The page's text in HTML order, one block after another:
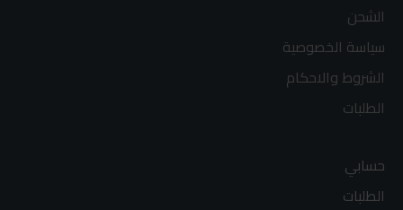
الشحن
سياسة الخصوصية
الشروط والاحكام
الطلبات
حسابي
الطلبات